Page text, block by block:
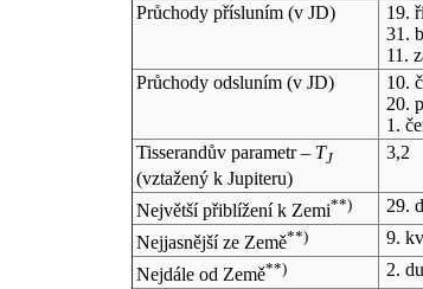
Průchody přísluním (v JD) 19.
31.
11.
Průchody odsluním (v JD) 10.
20.
1.
Tisserandův parametr – TJ
(vztažený k Jupiteru)
3,2
Největší přiblížení k Zemi**) 29.
Nejjasnější ze Země**) 9.
Nejdále od Země**) 2.